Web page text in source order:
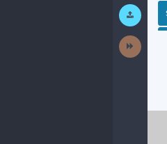
Work
Activity